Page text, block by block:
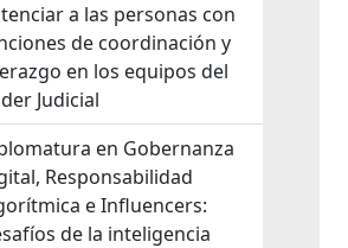
a las personas con
de coordinación y
en los equipos del
Judicial
en Gobernanza
Responsabilidad
e Influencers:
de la inteligencia